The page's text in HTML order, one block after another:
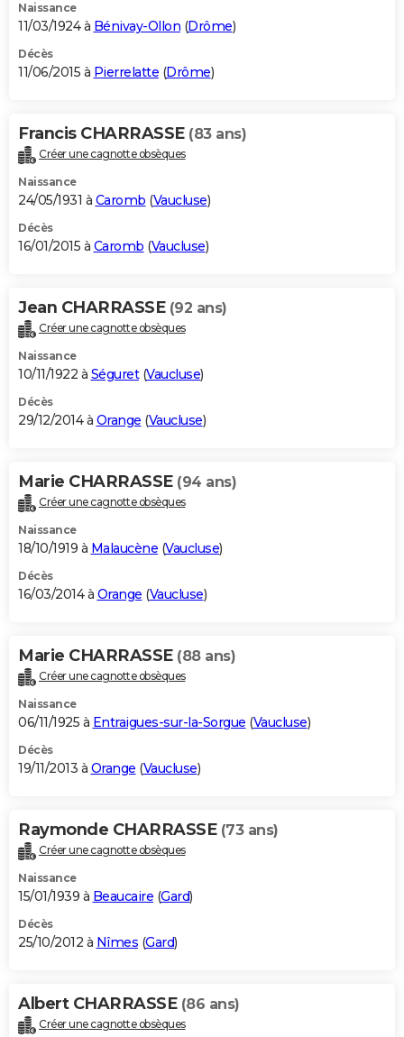
Naissance
11/03/1924 à Bénivay-Ollon (Drôme)
Décès
11/06/2015 à Pierrelatte (Drôme)
Francis CHARRASSE (83 ans)
Créer une cagnotte obsèques
Naissance
24/05/1931 à Caromb (Vaucluse)
Décès
16/01/2015 à Caromb (Vaucluse)
Jean CHARRASSE (92 ans)
Créer une cagnotte obsèques
Naissance
10/11/1922 à Séguret(Vaucluse)
Décès
29/12/2014 à Orange (Vaucluse)
Marie CHARRASSE (94 ans)
Créer une cagnotte obsèques
Naissance
18/10/1919 à Malaucène (Vaucluse)
Décès
16/03/2014 à Orange (Vaucluse)
Marie CHARRASSE (88 ans)
Créer une cagnotte obsèques
Naissance
06/11/1925 à Entraigues-sur-la-Sorgue (Vaucluse)
Décès
19/11/2013 à Orange (Vaucluse)
Raymonde CHARRASSE (73 ans)
Créer une cagnotte obsèques
Naissance
15/01/1939 à Beaucaire (Gard)
Décès
25/10/2012 à Nîmes (Gard)
Albert CHARRASSE (86 ans)
Créer une cagnotte obsèques